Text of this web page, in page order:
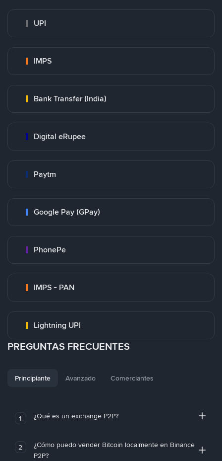
UPI
IMPS
Bank Transfer (India)
Digital eRupee
Paytm
Google Pay (GPay)
PhonePe
IMPS - PAN
Lightning UPI
PREGUNTAS FRECUENTES
Principiante Avanzado Comerciantes
1 ¿Qué es un exchange P2P?
2
¿Cómo puedo vender Bitcoin localmente en Binance
P2P?